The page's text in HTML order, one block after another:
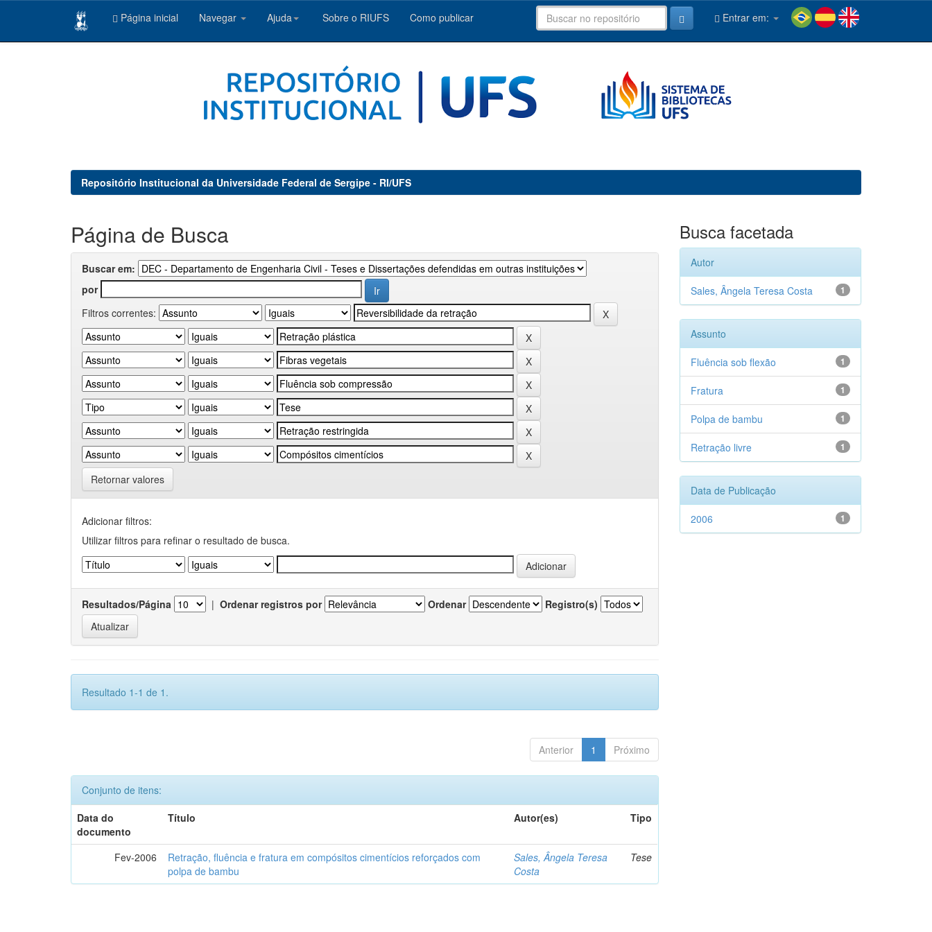
Página inicial Navegar Ajuda Sobre o RIUFS Como publicar Entrar em:
Repositório Institucional da Universidade Federal de Sergipe - RI/UFS
Página de Busca
Buscar em:
por
Filtros correntes:
Retornar valores
Adicionar filtros:
Utilizar filtros para refinar o resultado de busca.
Resultados/Página | Ordenar registros por Ordenar Registro(s)
Resultado 1-1 de 1.
Anterior 1 Próximo
Conjunto de itens:
Data do
documento
Título Autor(es) Tipo
Fev-2006
Retração, fluência e fratura em compósitos cimentícios reforçados com
polpa de bambu
Sales, Ângela Teresa
Costa
Tese
Busca facetada
Autor
1
Sales, Ângela Teresa Costa
Assunto
1
Fluência sob flexão
1
Fratura
1
Polpa de bambu
1
Retração livre
Data de Publicação
1
2006